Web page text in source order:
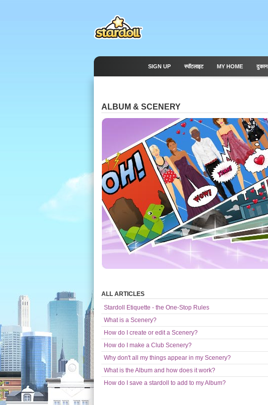
SIGN UP स्पॉटलाइट MY HOME दुकान
ALBUM & SCENERY
ALL ARTICLES
Stardoll Etiquette - the One-Stop Rules
What is a Scenery?
How do I create or edit a Scenery?
How do I make a Club Scenery?
Why don't all my things appear in my Scenery?
What is the Album and how does it work?
How do I save a stardoll to add to my Album?